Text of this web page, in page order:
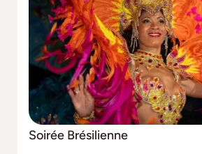
Soirée Brésilienne